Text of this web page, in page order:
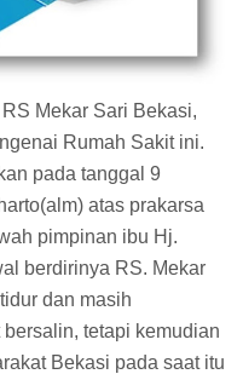
Mekar Sari Bekasi,
Rumah Sakit ini.
pada tanggal 9
atas prakarsa
pimpinan ibu Hj.
berdirinya RS. Mekar
dan masih
tetapi kemudian
Bekasi pada saat itu